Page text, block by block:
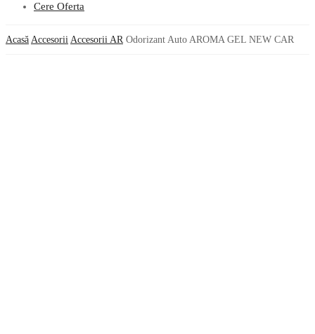
Cere Oferta
Acasă Accesorii Accesorii AR Odorizant Auto AROMA GEL NEW CAR